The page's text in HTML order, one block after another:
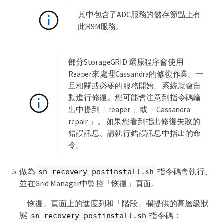
其中包含了ADC服務的儲存節點上有
此RSM服務。
部分StorageGRID 還原程序會使用
Reaper來處理Cassandra的修復作業。一
旦相關或必要的服務開始、系統就會自
動進行修復。您可能會注意到指令碼輸
出中提到「 reaper 」或「 Cassandra
repair 」。 如果您看到指出修復失敗的
錯誤訊息、請執行錯誤訊息中指出的命
令。
做為 sn-recovery-postinstall.sh 指令碼會執行、
並在Grid Manager中監控「恢復」頁面。
「恢復」頁面上的進度列和「階段」欄提供的高層級狀
態 sn-recovery-postinstall.sh 指令碼：